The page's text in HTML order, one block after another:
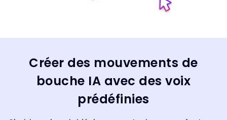
Créer des mouvements de
bouche IA avec des voix
prédéfinies